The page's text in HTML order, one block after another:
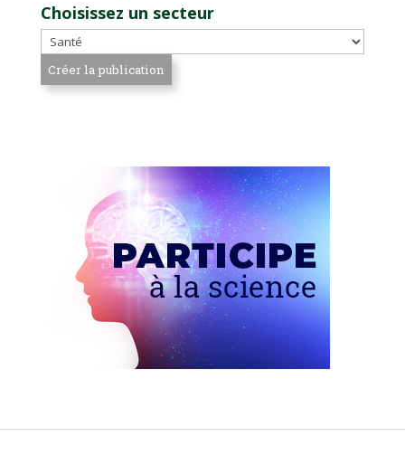
Choisissez un secteur